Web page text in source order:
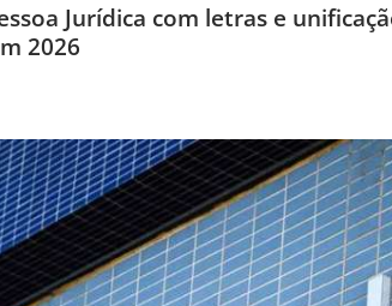
Jurídica com letras e
2026